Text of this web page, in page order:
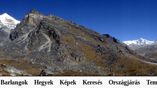
Barlangok Hegyek Képek Keresés Országjárás